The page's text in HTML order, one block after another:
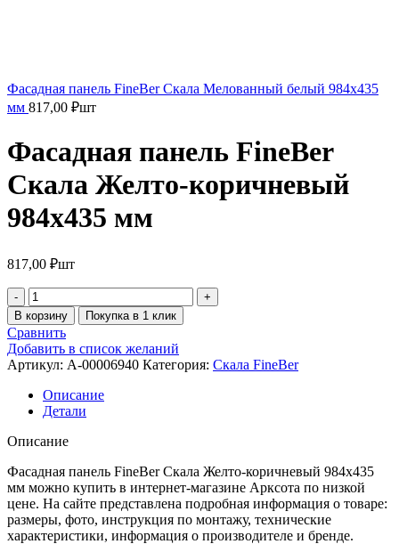
Фасадная панель FineBer Скала Мелованный белый 984х435
мм 817,00 ₽шт
Фасадная панель FineBer
Скала Желто-коричневый
984х435 мм
817,00 ₽шт
В корзину Покупка в 1 клик
Сравнить
Добавить в список желаний
Артикул: A-00006940 Категория: Скала FineBer
Описание
Детали
Описание
Фасадная панель FineBer Скала Желто-коричневый 984х435
мм можно купить в интернет-магазине Арксота по низкой
цене. На сайте представлена подробная информация о товаре:
размеры, фото, инструкция по монтажу, технические
характеристики, информация о производителе и бренде.